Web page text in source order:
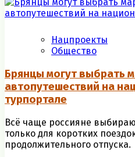
Нацпроекты
Общество
Брянцы могут выбрать
автопутeшeствий на
турпортале
Всё чаще россияне
только для коротких
продолжительного отпуска.